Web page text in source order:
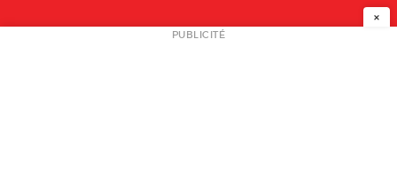
NEWSLETTER
×
PUBLICITÉ